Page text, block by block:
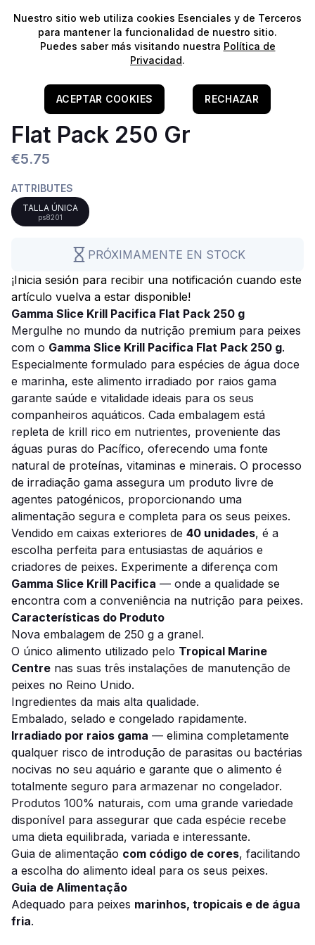
⭐️¡Envíos gratis para pedidos superiores a 60€!*⭐️
Alimentação E Tratamento/ Alimento Congelado
Gamma Slice Krill Pacifica
Flat Pack 250 Gr
€5.75
ATTRIBUTES
TALLA ÚNICA
ps8201
PRÓXIMAMENTE EN STOCK
¡Inicia sesión para recibir una notificación cuando este
artículo vuelva a estar disponible!
Gamma Slice Krill Pacifica Flat Pack 250 g
Mergulhe no mundo da nutrição premium para peixes
com o Gamma Slice Krill Pacifica Flat Pack 250 g.
Especialmente formulado para espécies de água doce
e marinha, este alimento irradiado por raios gama
garante saúde e vitalidade ideais para os seus
companheiros aquáticos. Cada embalagem está
repleta de krill rico em nutrientes, proveniente das
águas puras do Pacífico, oferecendo uma fonte
natural de proteínas, vitaminas e minerais. O processo
de irradiação gama assegura um produto livre de
agentes patogénicos, proporcionando uma
alimentação segura e completa para os seus peixes.
Vendido em caixas exteriores de 40 unidades, é a
escolha perfeita para entusiastas de aquários e
criadores de peixes. Experimente a diferença com
Gamma Slice Krill Pacifica — onde a qualidade se
encontra com a conveniência na nutrição para peixes.
Características do Produto
Nova embalagem de 250 g a granel.
O único alimento utilizado pelo Tropical Marine
Centre nas suas três instalações de manutenção de
peixes no Reino Unido.
Ingredientes da mais alta qualidade.
Embalado, selado e congelado rapidamente.
Irradiado por raios gama — elimina completamente
qualquer risco de introdução de parasitas ou bactérias
nocivas no seu aquário e garante que o alimento é
totalmente seguro para armazenar no congelador.
Produtos 100% naturais, com uma grande variedade
disponível para assegurar que cada espécie recebe
uma dieta equilibrada, variada e interessante.
Guia de alimentação com código de cores, facilitando
a escolha do alimento ideal para os seus peixes.
Guia de Alimentação
Adequado para peixes marinhos, tropicais e de água
fria.
Nuestro sitio web utiliza cookies Esenciales y de Terceros
para mantener la funcionalidad de nuestro sitio.
Puedes saber más visitando nuestra Política de
Privacidad.
ACEPTAR COOKIES RECHAZAR